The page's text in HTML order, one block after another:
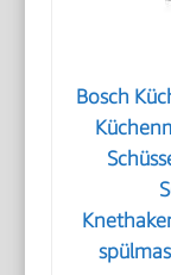
Bosch